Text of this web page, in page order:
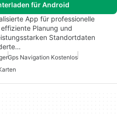
für Android
App für professionelle
Planung und
Standortdaten
Gps Navigation Kostenlos